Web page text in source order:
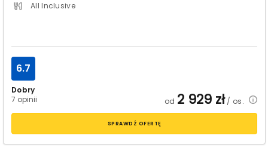
All Inclusive
Dobry
7 opinii
6.7
od 2 929 zł/ os.
SPRAWDŹ OFERTĘ